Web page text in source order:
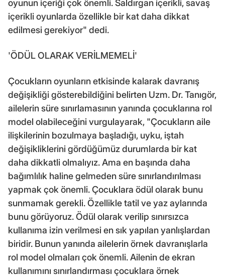
oyunun içeriği çok önemli. Saldırgan içerikli, savaş
içerikli oyunlarda özellikle bir kat daha dikkat
edilmesi gerekiyor" dedi.
'ÖDÜL OLARAK VERİLMEMELİ'
Çocukların oyunların etkisinde kalarak davranış
değişikliği gösterebildiğini belirten Uzm. Dr. Tanıgör,
ailelerin süre sınırlamasının yanında çocuklarına rol
model olabileceğini vurgulayarak, "Çocukların aile
ilişkilerinin bozulmaya başladığı, uyku, iştah
değişikliklerini gördüğümüz durumlarda bir kat
daha dikkatli olmalıyız. Ama en başında daha
bağımlılık haline gelmeden süre sınırlandırılması
yapmak çok önemli. Çocuklara ödül olarak bunu
sunmamak gerekli. Özellikle tatil ve yaz aylarında
bunu görüyoruz. Ödül olarak verilip sınırsızca
kullanıma izin verilmesi en sık yapılan yanlışlardan
biridir. Bunun yanında ailelerin örnek davranışlarla
rol model olmaları çok önemli. Ailenin de ekran
kullanımını sınırlandırması çocuklara örnek